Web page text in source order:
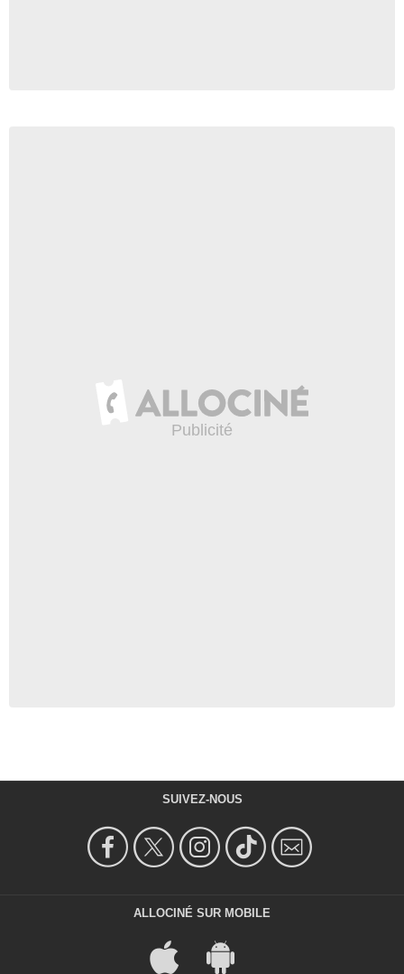
SUIVEZ-NOUS
ALLOCINÉ SUR MOBILE